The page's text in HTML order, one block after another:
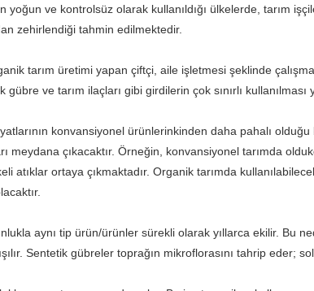
yoğun ve kontrolsüz olarak kullanıldığı ülkelerde, tarım
zehirlendiği tahmin edilmektedir.
tarım üretimi yapan çiftçi, aile işletmesi şeklinde
ve tarım ilaçları gibi girdilerin çok sınırlı
konvansiyonel ürünlerinkinden daha pahalı
meydana çıkacaktır. Örneğin, konvansiyonel tarımda
atıklar ortaya çıkmaktadır. Organik tarımda
aynı tip ürün/ürünler sürekli olarak yıllarca ekilir. Bu
Sentetik gübreler toprağın mikroflorasını tahrip eder;